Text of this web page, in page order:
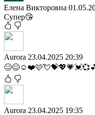
Елена Викторовна
Супер😘
Aurora 23.04.2025 20:39
Aurora 23.04.2025 19:35